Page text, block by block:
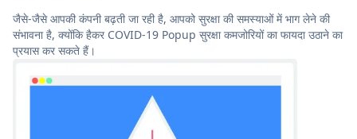
जैसे-जैसे आपकी कंपनी बढ़ती जा रही है, आपको सुरक्षा की समस्याओं में भाग लेने की
संभावना है, क्योंकि हैकर COVID-19 Popup सुरक्षा कमजोरियों का फायदा उठाने का
प्रयास कर सकते हैं।